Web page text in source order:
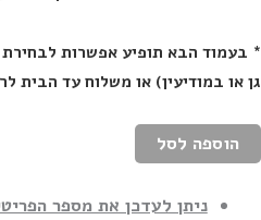
גן או במודיעין) או משלוח עד הבית
הוספה לסל
ניתן לעדכן את מספר